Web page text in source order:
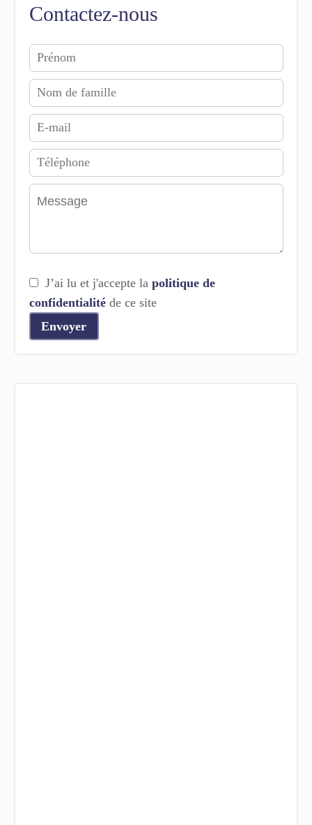
Contactez-nous
J’ai lu et j'accepte la politique de
confidentialitéde ce site
Envoyer